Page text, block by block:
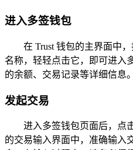
进入多签钱包
在 Trust 钱包的主界面中
名称，轻轻点击它，即可进入
的余额、交易记录等详细信息。
发起交易
进入多签钱包页面后，点
的交易输入界面中，准确输入